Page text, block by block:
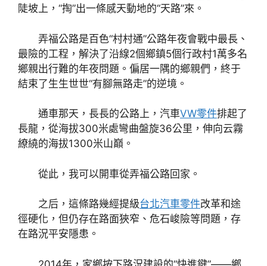
陡坡上，“掏”出一條感天動地的“天路”來。
弄福公路是百色“村村通”公路年夜會戰中最長、
最險的工程，解決了沿線2個鄉鎮5個行政村1萬多名
鄉親出行難的年夜問題。偏居一隅的鄉親們，終于
結束了生生世世“有腳無路走”的逆境。
通車那天，長長的公路上，汽車VW零件排起了
長龍，從海拔300米處彎曲盤旋36公里，伸向云霧
繚繞的海拔1300米山巔。
從此，我可以開車從弄福公路回家。
之后，這條路幾經提級台北汽車零件改革和途
徑硬化，但仍存在路面狹窄、危石峻險等問題，存
在路況平安隱患。